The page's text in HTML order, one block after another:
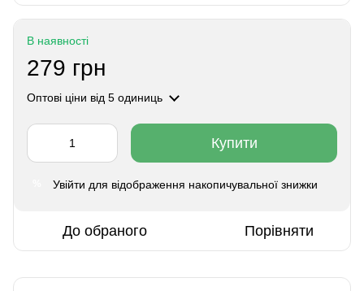
В наявності
279 грн
Оптові ціни від 5 одиниць
Купити
Увійти для відображення накопичувальної знижки
До обраного Порівняти